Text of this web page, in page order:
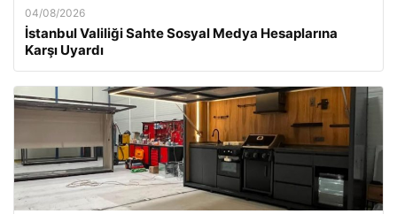
04/08/2026
İstanbul Valiliği Sahte Sosyal Medya Hesaplarına
Karşı Uyardı